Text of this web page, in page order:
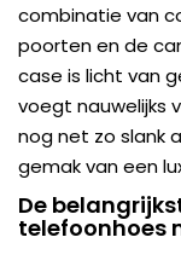
combinatie van
poorten en de
case is licht van
voegt nauwelijks
nog net zo slank
gemak van een
De
telefoonhoes